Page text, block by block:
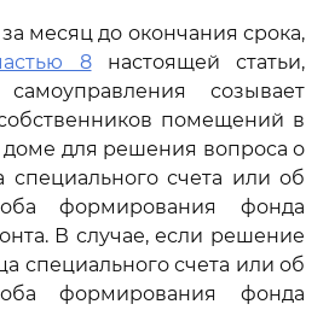
месяц до окончания срока,
8настоящей статьи,
созывает
помещений в
для решения вопроса о
специального счета или об
формирования фонда
В случае, если решение
специального счета или об
формирования фонда